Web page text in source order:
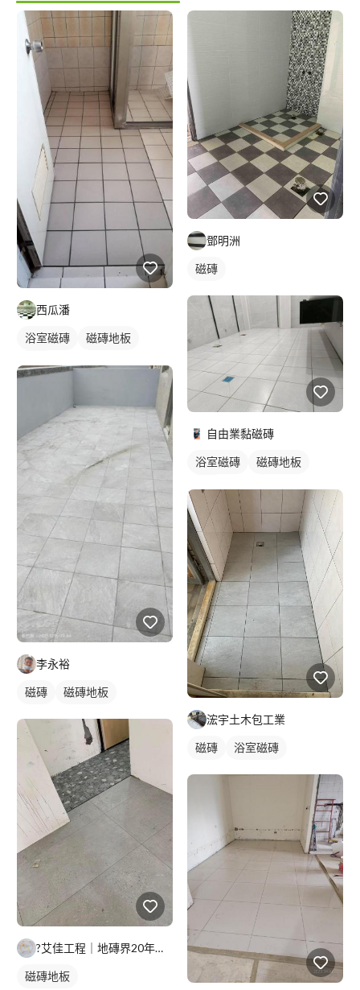
西瓜潘
浴室磁磚
磁磚地板
李永裕
磁磚 磁磚地板
?艾佳工程｜地磚界20年經驗｜北北基桃 資深師傅 專業施工/
磁磚地板
鄧明洲
磁磚
自由業黏磁磚
浴室磁磚
磁磚地板
磁磚
浤宇土木包工業
磁磚 浴室磁磚